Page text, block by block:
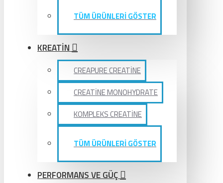
TÜM ÜRÜNLERİ GÖSTER
KREATİN
CREAPURE CREATİNE
CREATİNE MONOHYDRATE
KOMPLEKS CREATİNE
TÜM ÜRÜNLERİ GÖSTER
PERFORMANS VE GÜÇ